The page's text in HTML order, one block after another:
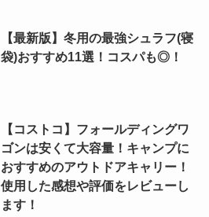
【最新版】冬用の最強シュラフ(寝
袋)おすすめ11選！コスパも◎！
【コストコ】フォールディングワ
ゴンは安くて大容量！キャンプに
おすすめのアウトドアキャリー！
使用した感想や評価をレビューし
ます！